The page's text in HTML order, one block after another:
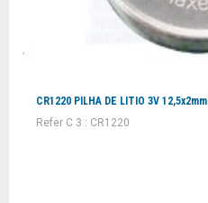
CR1220 PILHA DE LITIO 3V 12,5x2mm
Refer C 3 : CR1220